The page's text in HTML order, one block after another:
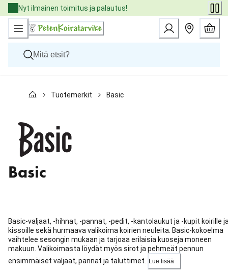
Skip
to
Content
Nyt ilmainen toimitus ja palautus!
Kissat
Tuotemerkit
Uutuudet
Tarjoukset
Palvelut
Tuotemerkit Basic
Basic
Basic-valjaat, -hihnat, -pannat, -pedit, -kantolaukut ja -kupit koirille
kissoille sekä hurmaava valikoima koirien neuleita. Basic-kokoelma
vaihtelee sesongin mukaan ja tarjoaa erilaisia kuoseja moneen
makuun. Valikoimasta löydät myös sirot ja pehmeät pennun
ensimmäiset valjaat, pannat ja taluttimet.
Lue lisää